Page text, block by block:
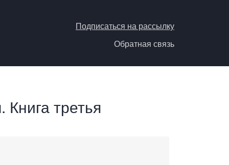
Подписаться на рассылку
Обратная связь
третья